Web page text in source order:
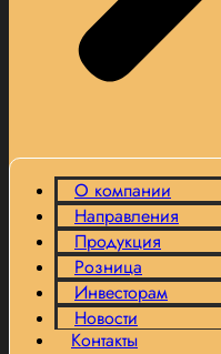
О компании
Направления
Продукция
Розница
Инвесторам
Новости
Контакты